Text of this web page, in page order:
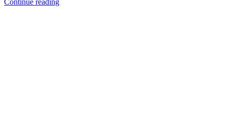
Continue reading